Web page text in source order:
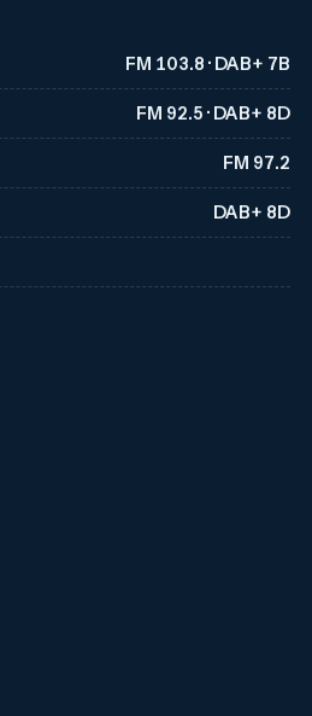
FM 103.8 · DAB+ 7B
FM 92.5 · DAB+ 8D
FM 97.2
DAB+ 8D